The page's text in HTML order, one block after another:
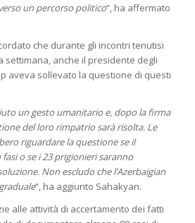
un percorso politico“, ha affermato
che durante gli incontri tenutisi
settimana, anche il presidente degli
aveva sollevato la questione di questi
un gesto umanitario e, dopo la firma
del loro rimpatrio sarà risolta. Le
riguardare la questione se il
o se i 23 prigionieri saranno
Non escludo che l’Azerbaigian
“, ha aggiunto Sahakyan.
alle attività di accertamento dei fatti